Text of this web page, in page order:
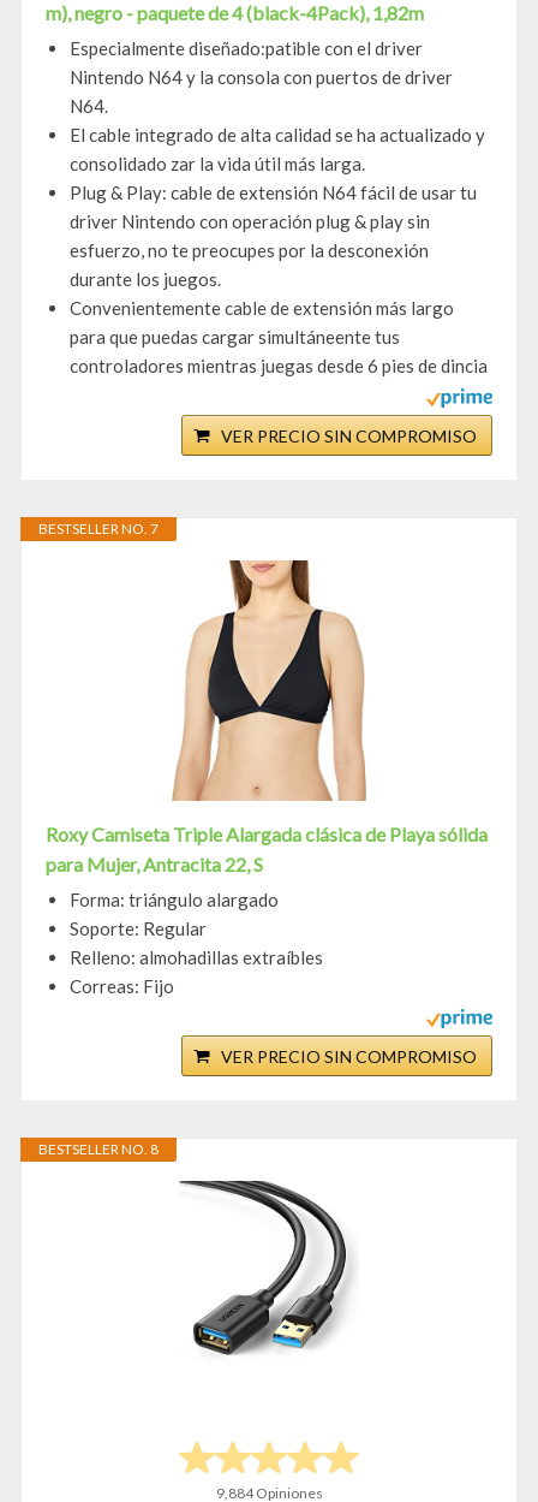
m), negro - paquete de 4 (black-4Pack), 1,82m
Especialmente diseñado:patible con el driver
Nintendo N64 y la consola con puertos de driver
N64.
El cable integrado de alta calidad se ha actualizado y
consolidado zar la vida útil más larga.
Plug & Play: cable de extensión N64 fácil de usar tu
driver Nintendo con operación plug & play sin
esfuerzo, no te preocupes por la desconexión
durante los juegos.
Convenientemente cable de extensión más largo
para que puedas cargar simultáneente tus
controladores mientras juegas desde 6 pies de dincia
VER PRECIO SIN COMPROMISO
BESTSELLER NO. 7
Roxy Camiseta Triple Alargada clásica de Playa sólida
para Mujer, Antracita 22, S
Forma: triángulo alargado
Soporte: Regular
Relleno: almohadillas extraíbles
Correas: Fijo
VER PRECIO SIN COMPROMISO
BESTSELLER NO. 8
9,884 Opiniones